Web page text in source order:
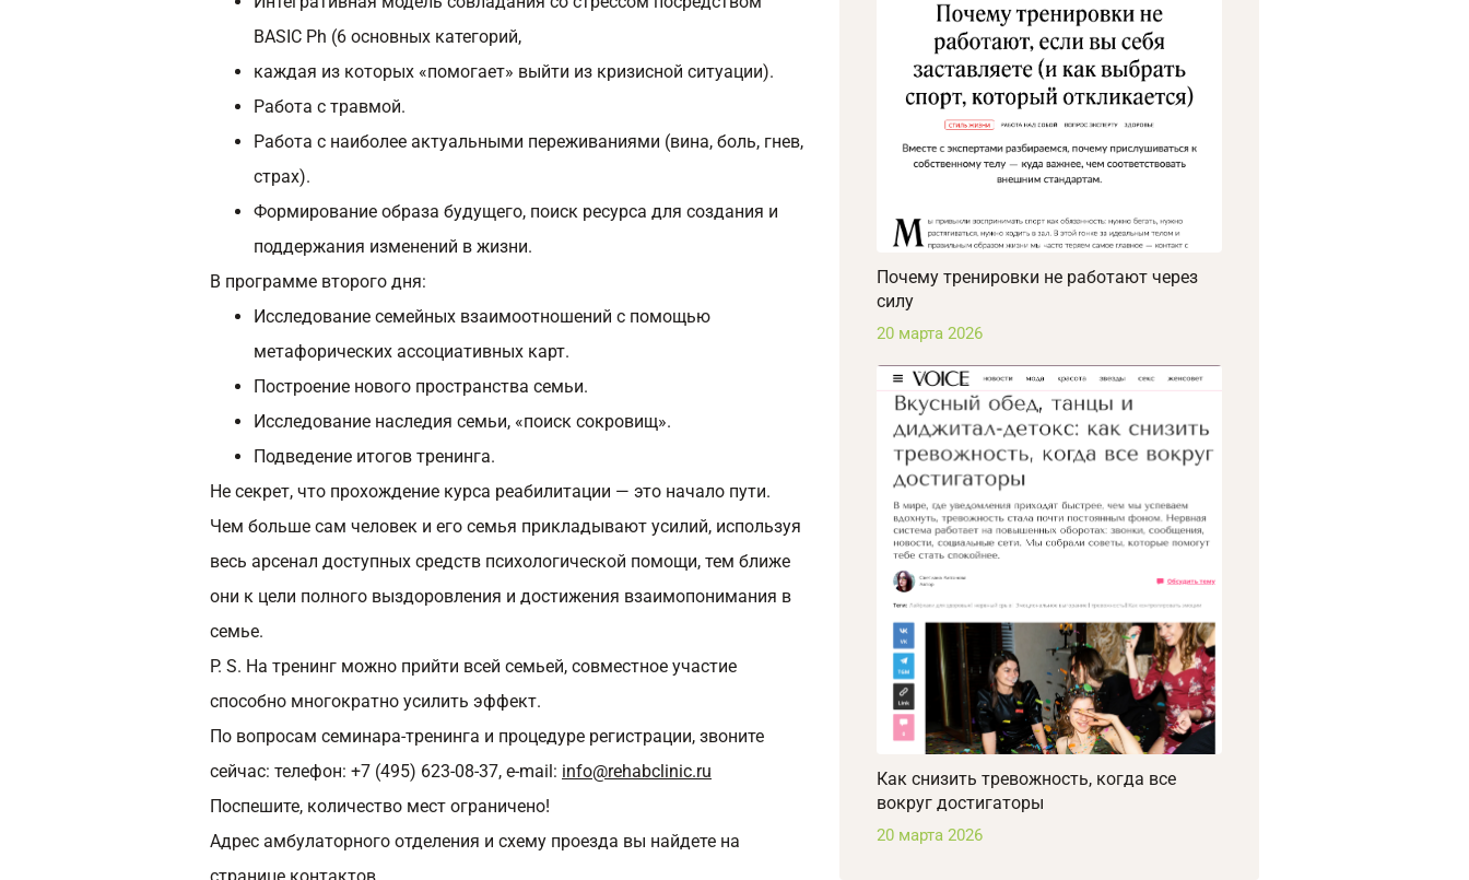
BASIC Ph (6 основных категорий,
каждая из которых «помогает» выйти из кризисной ситуации).
Работа с травмой.
Работа с наиболее актуальными переживаниями (вина, боль, гнев,
страх).
Формирование образа будущего, поиск ресурса для создания и
поддержания изменений в жизни.
В программе второго дня:
Исследование семейных взаимоотношений с помощью
метафорических ассоциативных карт.
Построение нового пространства семьи.
Исследование наследия семьи, «поиск сокровищ».
Подведение итогов тренинга.
Не секрет, что прохождение курса реабилитации — это начало пути.
Чем больше сам человек и его семья прикладывают усилий, используя
весь арсенал доступных средств психологической помощи, тем ближе
они к цели полного выздоровления и достижения взаимопонимания в
семье.
P. S. На тренинг можно прийти всей семьей, совместное участие
способно многократно усилить эффект.
По вопросам семинара-тренинга и процедуре регистрации, звоните
сейчас: телефон: +7 (495) 623-08-37, e‑mail: info@rehabclinic.ru
Поспешите, количество мест ограничено!
Адрес амбулаторного отделения и схему проезда вы найдете на
Почему тренировки не работают через
силу
20 марта 2026
Как снизить тревожность, когда все
вокруг достигаторы
20 марта 2026